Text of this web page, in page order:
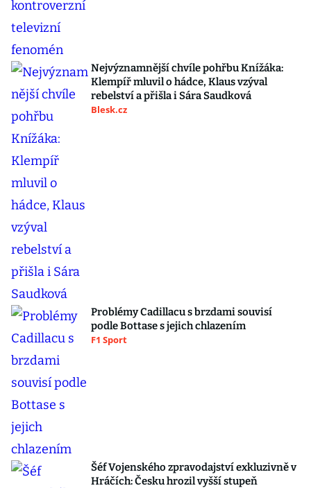
Nejvýznamnější chvíle pohřbu Knížáka:
Klempíř mluvil o hádce, Klaus vzýval
rebelství a přišla i Sára Saudková
Blesk.cz
Problémy Cadillacu s brzdami souvisí
podle Bottase s jejich chlazením
F1 Sport
Šéf Vojenského zpravodajství exkluzivně v
Hráčích: Česku hrozil vyšší stupeň